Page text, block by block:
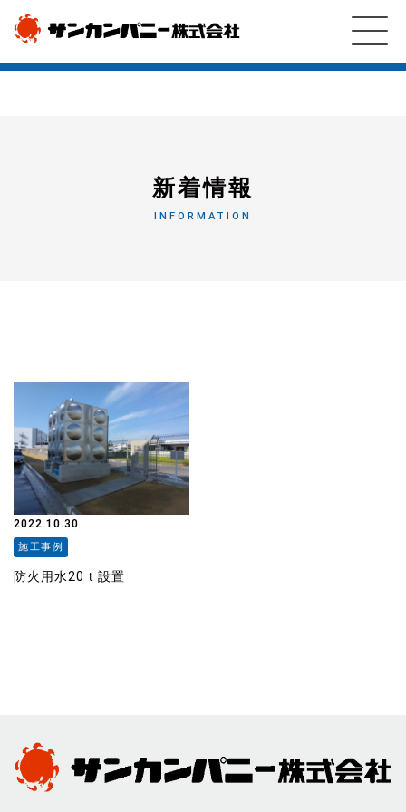
新着情報
INFORMATION
2022.10.30
施工事例
防火用水20ｔ設置